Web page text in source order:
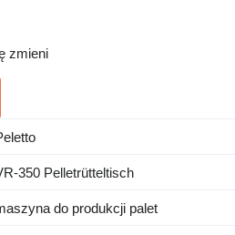
zmieni
350 Pelletrütteltisch
do produkcji palet